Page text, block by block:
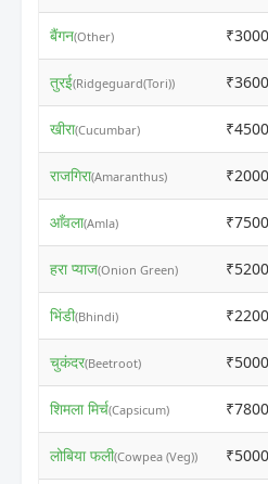
बैंगन(Other) ₹3000
तुरई(Ridgeguard(Tori)) ₹3600
खीरा(Cucumbar) ₹4500
राजगिरा(Amaranthus) ₹2000
आँवला(Amla) ₹7500
हरा प्याज(Onion Green) ₹5200
भिंडी(Bhindi) ₹2200
चुकंदर(Beetroot) ₹5000
शिमला मिर्च(Capsicum) ₹7800
लोबिया फली(Cowpea (Veg)) ₹5000